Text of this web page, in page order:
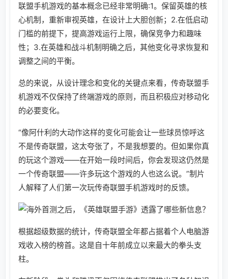
联盟手机游戏的基本概念已经非常明确:1。保留英雄的核
心机制，重新审视英雄，在设计上大胆创新；2.在低启动
门槛的前提下，提高游戏运行上限，确保竞争力和趣味
性；3.在英雄和战斗机制明确之后，其他变化寻求恢复和
调整之间的平衡。
总的来说，从设计理念和变化的关键点来看，传奇联盟手
机游戏不仅保持了终端游戏的原则，而且积极应对移动化
的必要变化。
“像阿什利的大动作这样的变化可能会让一些球员惊呼这
不是传奇联盟，这太夸张了，不是我想要的。但如果你真
的玩这个游戏——在开始一段时间后，你会发现这仍然是
一个传奇联盟——许多玩这个游戏的人也这么说。”制片
人解释了人们第一次玩传奇联盟手机游戏时的反馈。
根据超级数据的统计，传奇联盟全年都占据着个人电脑游
戏收入榜的榜首。这是自十年前成立以来最大的拳头支
柱。